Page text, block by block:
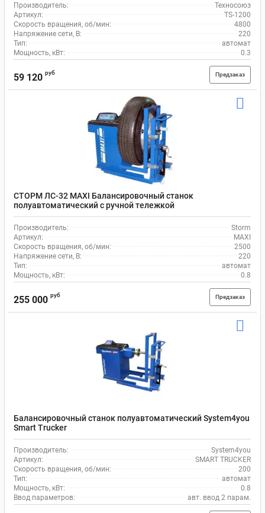
Производитель:
Техносоюз
Артикул:
TS-1200
Скорость вращения, об/мин:
4800
Напряжение сети, В:
220
Тип:
автомат
Мощность, кВт:
0.3
59 120 руб Предзаказ
СТОРМ ЛС-32 MAXI Балансировочный станок
полуавтоматический с ручной тележкой
Производитель:
Storm
Артикул:
MAXI
Скорость вращения, об/мин:
2500
Напряжение сети, В:
220
Тип:
автомат
Мощность, кВт:
0.8
255 000 руб Предзаказ
Балансировочный станок полуавтоматический System4you
Smart Trucker
Производитель:
System4you
Артикул:
SMART TRUCKER
Скорость вращения, об/мин:
200
Тип:
автомат
Мощность, кВт:
0.8
Ввод параметров:
авт. ввод 2 парам.